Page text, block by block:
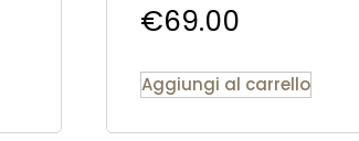
€69.00
Aggiungi al carrello